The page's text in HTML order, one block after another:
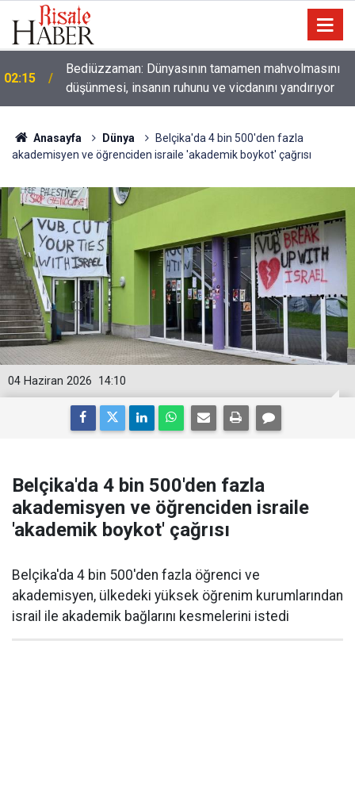
01:45 Paçalarını yerde sürünmeyecek şekilde yukarıda tut
Anasayfa Dünya
Belçika'da 4 bin 500'den fazla
akademisyen ve öğrenciden israile 'akademik boykot' çağrısı
14:10
04 Haziran 2026
Belçika'da 4 bin 500'den fazla
akademisyen ve öğrenciden israile
'akademik boykot' çağrısı
Belçika'da 4 bin 500'den fazla öğrenci ve
akademisyen, ülkedeki yüksek öğrenim kurumlarından
israil ile akademik bağlarını kesmelerini istedi